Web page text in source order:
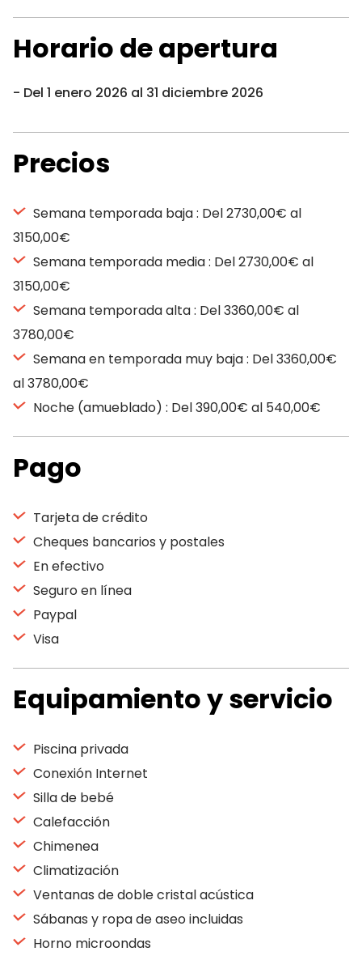
Horario de apertura
Del 1 enero 2026 al 31 diciembre 2026
Precios
Semana temporada baja : Del 2730,00€ al
3150,00€
Semana temporada media : Del 2730,00€ al
3150,00€
Semana temporada alta : Del 3360,00€ al
3780,00€
Semana en temporada muy baja : Del 3360,00€
al 3780,00€
Noche (amueblado) : Del 390,00€ al 540,00€
Pago
Tarjeta de crédito
Cheques bancarios y postales
En efectivo
Seguro en línea
Paypal
Visa
Equipamiento y servicio
Piscina privada
Conexión Internet
Silla de bebé
Calefacción
Chimenea
Climatización
Ventanas de doble cristal acústica
Sábanas y ropa de aseo incluidas
Horno microondas